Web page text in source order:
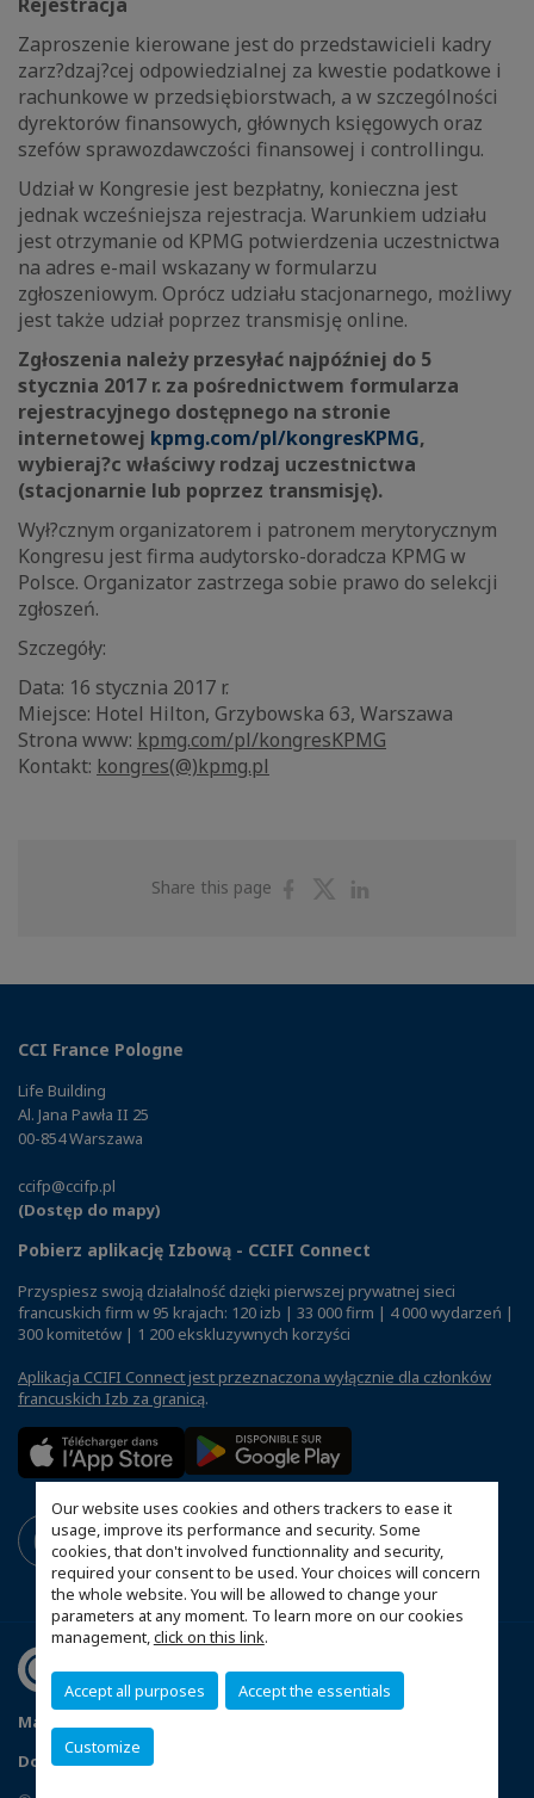
Our website uses cookies and others trackers to ease it
usage, improve its performance and security. Some
cookies, that don't involved functionnality and security,
required your consent to be used. Your choices will concern
the whole website. You will be allowed to change your
parameters at any moment. To learn more on our cookies
management,click on this link.
Accept all purposes Accept the essentials
Customize
Zaproszenie kierowane jest do przedstawicieli kadry
zarz?dzaj?cej odpowiedzialnej za kwestie podatkowe i
rachunkowe w przedsiębiorstwach, a w szczególności
dyrektorów finansowych, głównych księgowych oraz
szefów sprawozdawczości finansowej i controllingu.
Udział w Kongresie jest bezpłatny, konieczna jest
jednak wcześniejsza rejestracja. Warunkiem udziału
jest otrzymanie od KPMG potwierdzenia uczestnictwa
na adres e-mail wskazany w formularzu
zgłoszeniowym. Oprócz udziału stacjonarnego, możliwy
jest także udział poprzez transmisję online.
Zgłoszenia należy przesyłać najpóźniej do 5
stycznia 2017 r. za pośrednictwem formularza
rejestracyjnego dostępnego na stronie
internetowej kpmg.com/pl/kongresKPMG,
wybieraj?c właściwy rodzaj uczestnictwa
(stacjonarnie lub poprzez transmisję).
Wył?cznym organizatorem i patronem merytorycznym
Kongresu jest firma audytorsko-doradcza KPMG w
Polsce. Organizator zastrzega sobie prawo do selekcji
zgłoszeń.
Szczegóły:
Data: 16 stycznia 2017 r.
Miejsce: Hotel Hilton, Grzybowska 63, Warszawa
Strona www: kpmg.com/pl/kongresKPMG
Kontakt: kongres(@)kpmg.pl
Share this page
ShareShare
CCI France Pologne
Life Building
Al. Jana Pawła II 25
00-854 Warszawa
ccifp@ccifp.pl
(Dostęp do mapy)
Pobierz aplikację Izbową - CCIFI Connect
Przyspiesz swoją działalność dzięki pierwszej prywatnej sieci
francuskich firm w 95 krajach: 120 izb | 33 000 firm | 4 000 wydarzeń |
300 komitetów | 1 200 ekskluzywnych korzyści
Aplikacja CCIFI Connect jest przeznaczona wyłącznie dla członków
francuskich Izb za granicą.
Mapa witryny
Dopasuj swoje ustawienia cookies